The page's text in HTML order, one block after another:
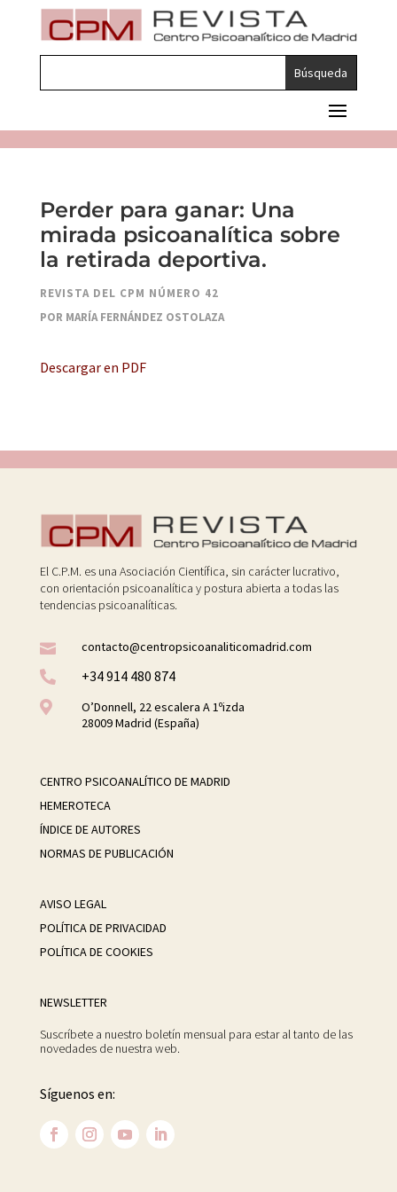
Perder para ganar: Una
mirada psicoanalítica sobre
la retirada deportiva.
REVISTA DEL CPM NÚMERO 42
POR MARÍA FERNÁNDEZ OSTOLAZA
Descargar en PDF
El C.P.M. es una Asociación Científica, sin carácter lucrativo,
con orientación psicoanalítica y postura abierta a todas las
tendencias psicoanalíticas.

contacto@centropsicoanaliticomadrid.com

+34 914 480 874

O’Donnell, 22 escalera A 1ºizda
28009 Madrid (España)
CENTRO PSICOANALÍTICO DE MADRID
HEMEROTECA
ÍNDICE DE AUTORES
NORMAS DE PUBLICACIÓN
AVISO LEGAL
POLÍTICA DE PRIVACIDAD
POLÍTICA DE COOKIES
NEWSLETTER
Suscríbete a nuestro boletín mensual para estar al tanto de las
novedades de nuestra web.
Síguenos en: